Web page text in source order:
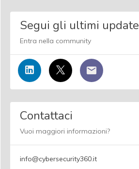
Segui gli ultimi update
Entra nella community
Contattaci
Vuoi maggiori informazioni?
info@cybersecurity360.it